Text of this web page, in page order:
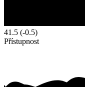
41.5 (-0.5)
Přístupnost